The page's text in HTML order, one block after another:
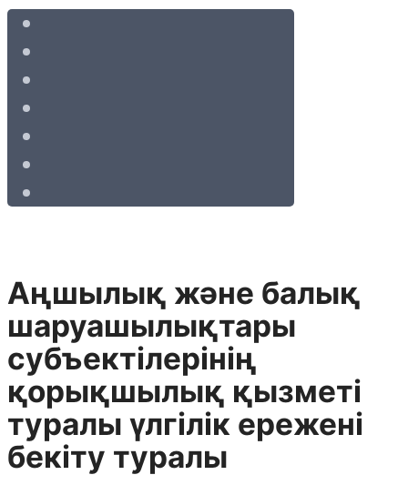
Аңшылық және балық
шаруашылықтары
субъектiлерiнiң
қорықшылық қызметi
туралы үлгiлік ережені
бекіту туралы